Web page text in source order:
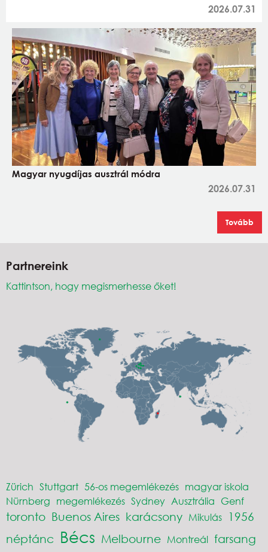
2026.07.31
Magyar nyugdíjas ausztrál módra
2026.07.31
Tovább
Partnereink
Kattintson, hogy megismerhesse őket!
Zürich Stuttgart 56-os megemlékezés magyar iskola
Nürnberg megemlékezés Sydney Ausztrália Genf
toronto Buenos Aires karácsony Mikulás
1956
néptánc Bécs Melbourne Montreál farsang